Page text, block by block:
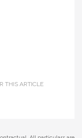
THIS ARTICLE